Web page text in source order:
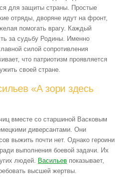
для защиты страны. Простые
отряды, дворяне идут на фронт,
помогать врагу. Каждый
за судьбу Родины. Именно
силой сопротивления
что патриотизм проявляется
своей стране.
«А зори здесь
вместе со старшиной Васковым
диверсантами. Они
выжить почти нет. Однако героини
выполнения боевой задачи. Их
людей.
Васильев показывает,
высшей жертвы.